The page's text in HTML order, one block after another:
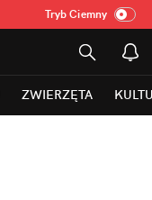
Tryb Ciemny
ZWIERZĘTA